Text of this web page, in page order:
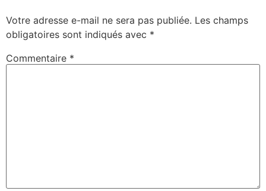
Votre adresse e-mail ne sera pas publiée. Les champs
obligatoires sont indiqués avec *
Commentaire *